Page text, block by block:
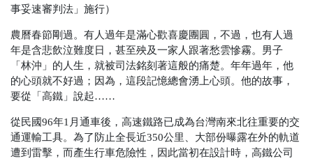
事妥速審判法」施行）
農曆春節剛過。有人過年是滿心歡喜慶團圓，不過，也有人過
年是含悲飲泣難度日，甚至殃及一家人跟著愁雲慘霧。男子
「林沖」的人生，就被司法銘刻著這般的痛楚。年年過年，他
的心頭就不好過；因為，這段記憶總會湧上心頭。他的故事，
要從「高鐵」說起……
從民國96年1月通車後，高速鐵路已成為台灣南來北往重要的交
通運輸工具。為了防止全長近350公里、大部份曝露在外的軌道
遭到雷擊，而產生行車危險性，因此當初在設計時，高鐵公司